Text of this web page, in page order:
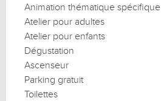
Animation thématique spécifique
Atelier pour adultes
Atelier pour enfants
Dégustation
Ascenseur
Parking gratuit
Toilettes